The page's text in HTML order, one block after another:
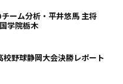
チーム分析・平井悠馬 主将
学院栃木
野球静岡大会決勝レポート